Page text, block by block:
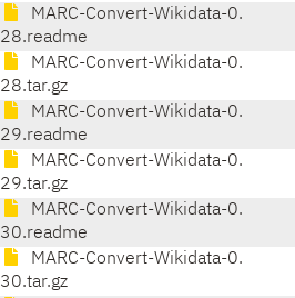
MARC-Convert-Wikidata-0.
28.readme
MARC-Convert-Wikidata-0.
28.tar.gz
MARC-Convert-Wikidata-0.
29.readme
MARC-Convert-Wikidata-0.
29.tar.gz
MARC-Convert-Wikidata-0.
30.readme
MARC-Convert-Wikidata-0.
30.tar.gz